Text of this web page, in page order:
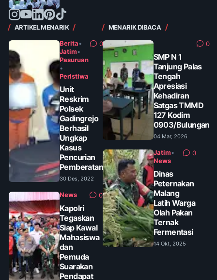
ARTIKEL MENARIK
Berita•
Jatim•
Pasuruan
•
Peristiwa
0
Unit
Reskrim
Polsek
Gadingrejo
Berhasil
Ungkap
Kasus
Pencurian
Pemberatan
30 Des, 2022
News 0
Kapolri
Tegaskan
Siap Kawal
Mahasiswa
dan
Pemuda
Suarakan
Pendapat
MENARIK DIBACA
0
SMP N 1
Tanjung Palas
Tengah
Apresiasi
Kehadiran
Satgas TMMD
127 Kodim
0903/Bulungan
04 Mar, 2026
Jatim•
News
0
Dinas
Peternakan
Malang
Latih Warga
Olah Pakan
Ternak
Fermentasi
14 Okt, 2025